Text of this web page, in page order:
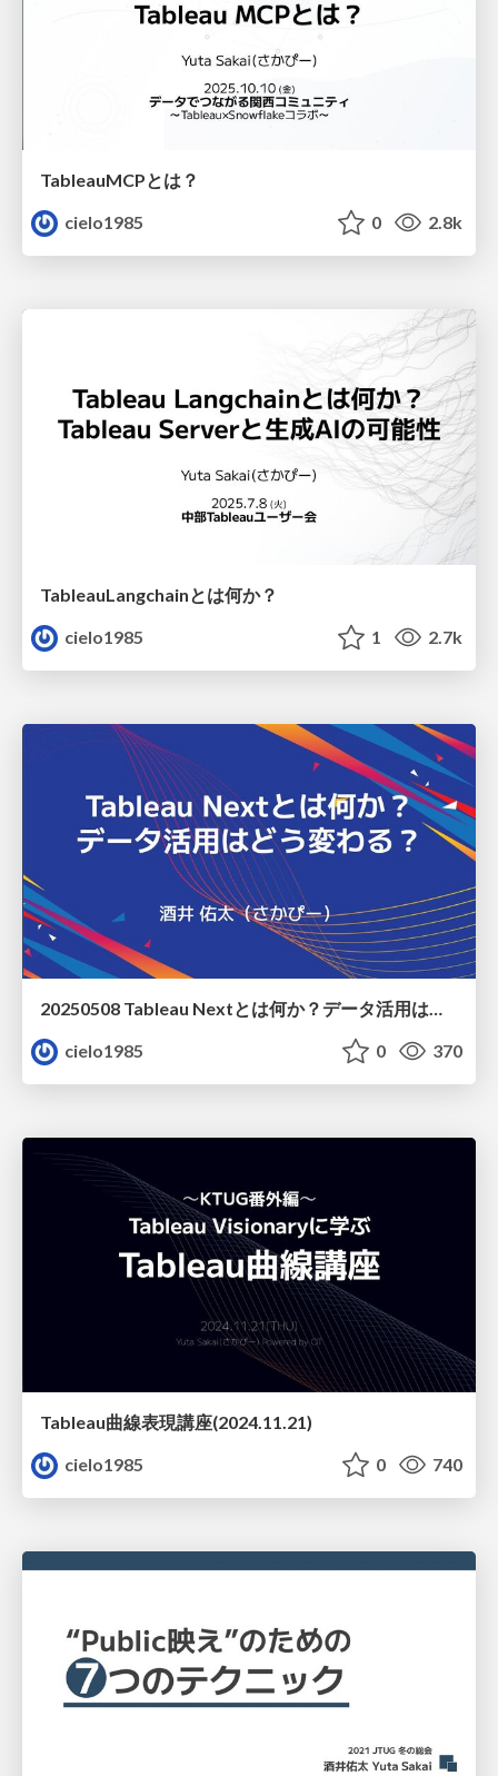
TableauMCPとは？
cielo1985
0 2.8k
TableauLangchainとは何か？
cielo1985
1 2.7k
20250508 Tableau Nextとは何か？データ活用はどう変わる？
cielo1985
0 370
Tableau曲線表現講座(2024.11.21)
cielo1985
0 740